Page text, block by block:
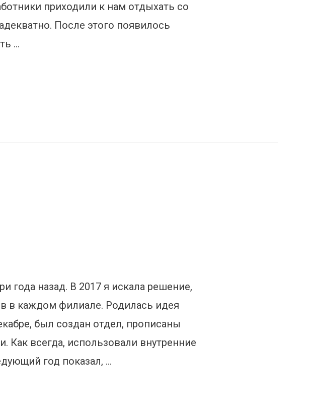
приходили к нам отдыхать со
После этого появилось
…
года назад. В 2017 я искала решение,
в каждом филиале. Родилась идея
был создан отдел, прописаны
Как всегда, использовали внутренние
год показал, …